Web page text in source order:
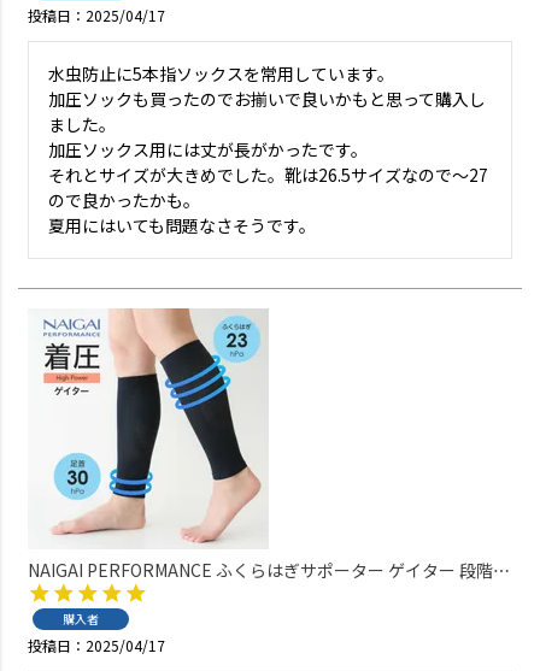
投稿日 2025/04/17
水虫防止に5本指ソックスを常用しています。
加圧ソックも買ったのでお揃いで良いかもと思って購入し
ました。
加圧ソックス用には丈が長がかったです。
それとサイズが大きめでした。靴は26.5サイズなので～27
ので良かったかも。
夏用にはいても問題なさそうです。
NAIGAI PERFORMANCE ふくらはぎサポーター ゲイター 段階サ
ポート 足口23hPa 足首30hPa 着圧ソックス 吸水速乾 メンズ レ
ディース 【365日最短翌日発送】90301007
購入者
投稿日 2025/04/17